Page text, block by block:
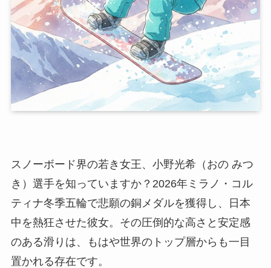
スノーボード界の若き女王、小野光希（おの みつ
き）選手を知っていますか？2026年ミラノ・コル
ティナ冬季五輪で悲願の銅メダルを獲得し、日本
中を熱狂させた彼女。その圧倒的な高さと安定感
のある滑りは、もはや世界のトップ層からも一目
置かれる存在です。